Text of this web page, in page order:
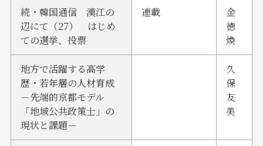
続・韓国通信 漢江の
辺にて（27） はじめ
ての選挙、投票
連載
金
徳
煥
地方で活躍する高学
歴・若年層の人材育成
－先端的京都モデル
「地域公共政策士」の
現状と課題－
久
保
友
美